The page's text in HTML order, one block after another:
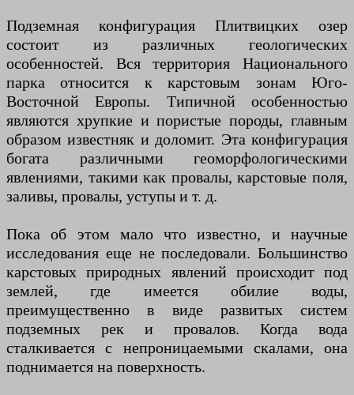
Подземная конфигурация Плитвицких озер
состоит из различных геологических
особенностей. Вся территория Национального
парка относится к карстовым зонам Юго-
Восточной Европы. Типичной особенностью
являются хрупкие и пористые породы, главным
образом известняк и доломит. Эта конфигурация
богата различными геоморфологическими
явлениями, такими как провалы, карстовые поля,
заливы, провалы, уступы и т. д.
Пока об этом мало что известно, и научные
исследования еще не последовали. Большинство
карстовых природных явлений происходит под
землей, где имеется обилие воды,
преимущественно в виде развитых систем
подземных рек и провалов. Когда вода
сталкивается с непроницаемыми скалами, она
поднимается на поверхность.